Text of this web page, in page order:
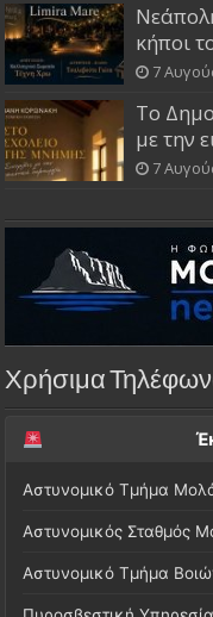
κήποι
7
Το
με την
7
Χρήσιμα
Αστυνομικό Τμήμα
Αστυνομικός Σταθμός
Αστυνομικό Τμήμα